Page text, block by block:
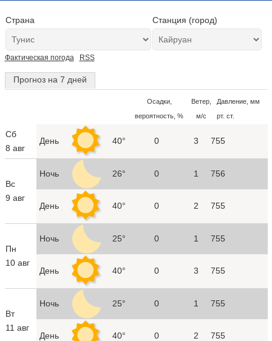
Страна Станция (город)
Фактическая погода RSS
Прогноз на 7 дней
Осадки,
вероятность, %
Ветер,
м/с
Давление, мм
рт. ст.
Сб
8 авг
День 40° 0 3 755
Вс
9 авг
Ночь 26° 0 1 756
День 40° 0 2 755
Пн
10 авг
Ночь 25° 0 1 755
День 40° 0 3 755
Вт
11 авг
Ночь 25° 0 1 755
День 40° 0 2 755